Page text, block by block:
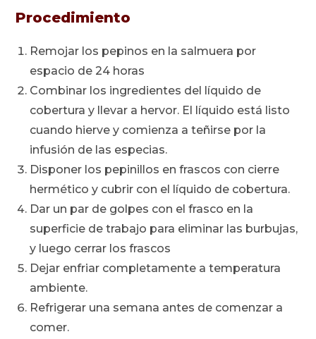
Procedimiento
Remojar los pepinos en la salmuera por
espacio de 24 horas
Combinar los ingredientes del líquido de
cobertura y llevar a hervor. El líquido está listo
cuando hierve y comienza a teñirse por la
infusión de las especias.
Disponer los pepinillos en frascos con cierre
hermético y cubrir con el líquido de cobertura.
Dar un par de golpes con el frasco en la
superficie de trabajo para eliminar las burbujas,
y luego cerrar los frascos
Dejar enfriar completamente a temperatura
ambiente.
Refrigerar una semana antes de comenzar a
comer.